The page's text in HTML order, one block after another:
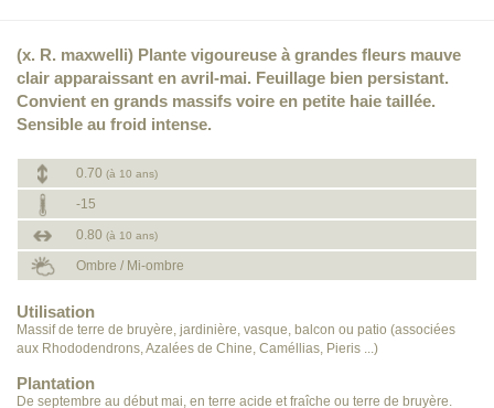
(x. R. maxwelli) Plante vigoureuse à grandes fleurs mauve
clair apparaissant en avril-mai. Feuillage bien persistant.
Convient en grands massifs voire en petite haie taillée.
Sensible au froid intense.
0.70 (à 10 ans)
-15
0.80 (à 10 ans)
Ombre / Mi-ombre
Utilisation
Massif de terre de bruyère, jardinière, vasque, balcon ou patio (associées
aux Rhododendrons, Azalées de Chine, Caméllias, Pieris ...)
Plantation
De septembre au début mai, en terre acide et fraîche ou terre de bruyère.